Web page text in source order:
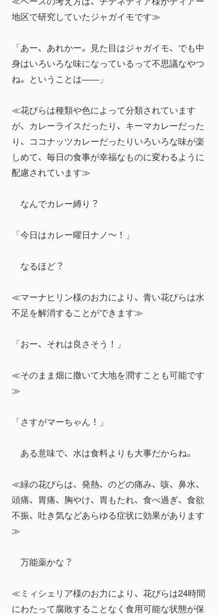
地区で研究していたジャガイモです≫
「あー、あれかー。見た目はジャガイモ、でも中
身はいろいろな味になっているって不思議なやつ
ね。ということは――」
≪花びらは種類や色によって分類されています
が、カレーライスだったり、キーマカレーだった
り、ココナッツカレーだったりいろいろな味が楽
しめて、毎日の食事が幸福なものに変わるように
配慮されています≫
なんでカレー縛り？
「今日はカレー曜日ナノ～！」
なるほど？
≪マーナヒリン様のお力により、青い花びらは水
不足を解消することができます≫
「おー、それは良さそう！」
≪そのまま畑に撒いて大地を潤すことも可能です
≫
「さすがマーちゃん！」
ある意味で、水は食料よりも大事だからね。
≪緑の花びらは、発熱、のどの痛み、咳、鼻水、
頭痛、胃痛、胸やけ、胃もたれ、食べ過ぎ、食欲
不振、吐き気などあらゆる症状に効果があります
≫
万能薬かな？
≪ミィシェリア様のお力により、花びらは24時間
にわたって腐敗することなく食用可能な状態が保